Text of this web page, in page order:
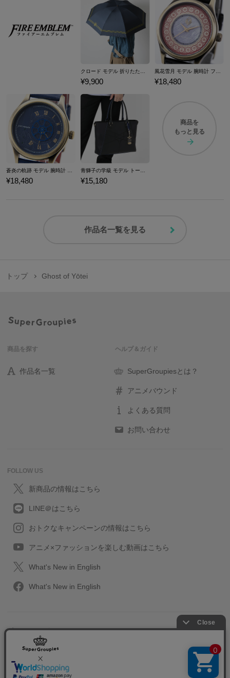
¥9,900 ¥18,480
¥18,480 ¥15,180
商品を
もっと見る
作品名一覧を見る
トップ Ghost of Yōtei
商品を探す
作品名一覧
ヘルプ＆ガイド
SuperGroupiesとは？
アニメバウンド
よくある質問
お問い合わせ
FOLLOW US
新商品の情報はこちら
LINE＠はこちら
おトクなキャンペーンの情報はこちら
アニメ×ファッションを楽しむ動画はこちら
What's New in English
What's New in English
プライバシーポリシー
特定取引に関する法律
会社情報/採用情報